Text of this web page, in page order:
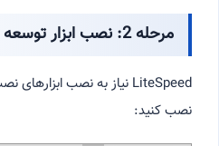
مرحله 2: نصب ابزار توسعه دهنده
نصب کنید: